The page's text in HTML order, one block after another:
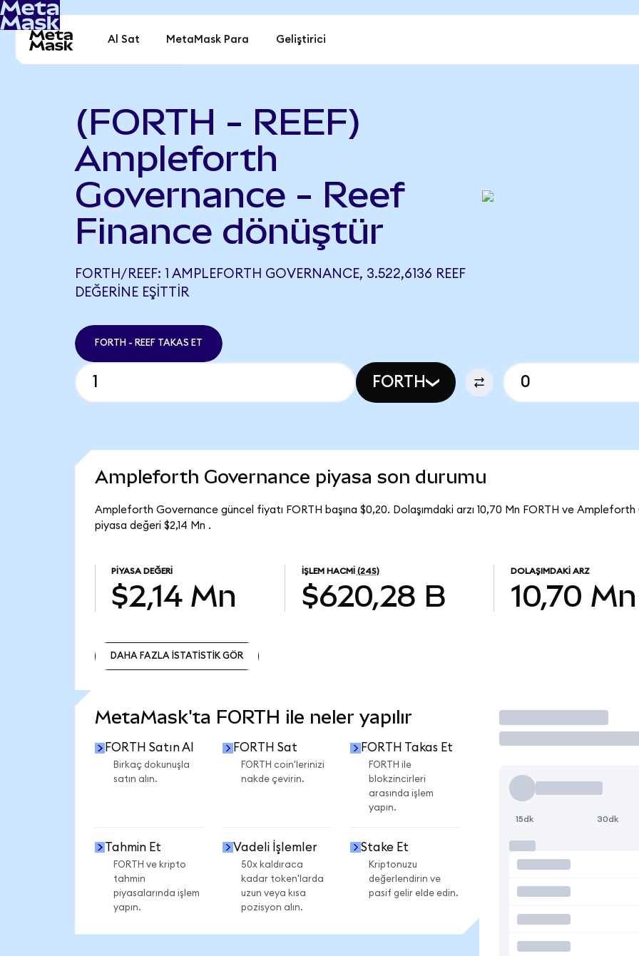
Al Sat MetaMask Para Geliştirici
(FORTH - REEF)
Ampleforth
Governance - Reef
Finance dönüştür
FORTH/REEF: 1 AMPLEFORTH GOVERNANCE, 3.522,6136 REEF
DEĞERINE EŞITTIR
FORTH - REEF TAKAS ET
FORTH
Ampleforth Governance piyasa son durumu
Ampleforth Governance güncel fiyatı FORTH başına $0,20. Dolaşımdaki arzı 10,70 Mn FORTH ve
piyasa değeri $2,14 Mn .
PIYASA DEĞERI
$2,14 Mn
İŞLEM HACMI (24S)
$620,28 B
DOLAŞIMDAKI ARZ
10,70 Mn
DAHA FAZLA İSTATİSTİK GÖR
MetaMask'ta FORTH ile neler yapılır
FORTH Satın Al
Birkaç dokunuşla
satın alın.
FORTH Sat
FORTH coin'lerinizi
nakde çevirin.
FORTH Takas Et
FORTH ile
blokzincirleri
arasında işlem
yapın.
Tahmin Et
FORTH ve kripto
tahmin
piyasalarında işlem
yapın.
Vadeli İşlemler
50x kaldıraca
kadar token'larda
uzun veya kısa
pozisyon alın.
Stake Et
Kriptonuzu
değerlendirin ve
pasif gelir elde edin.
İşlem Yap
15dk 30dk